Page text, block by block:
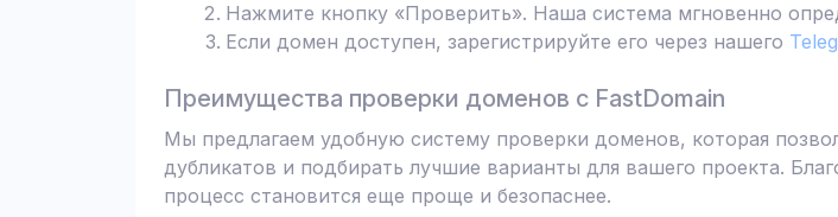
Нажмите кнопку «Проверить». Наша система мгновенно
Если домен доступен, зарегистрируйте его через нашего
Преимущества проверки доменов с FastDomain
Мы предлагаем удобную систему проверки доменов, которая
дубликатов и подбирать лучшие варианты для вашего проекта.
процесс становится еще проще и безопаснее.